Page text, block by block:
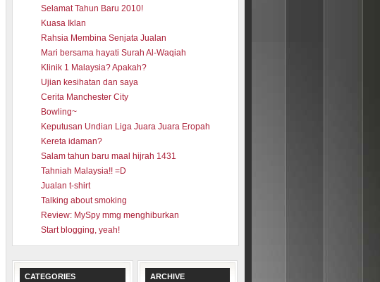
Selamat Tahun Baru 2010!
Kuasa Iklan
Rahsia Membina Senjata Jualan
Mari bersama hayati Surah Al-Waqiah
Klinik 1 Malaysia? Apakah?
Ujian kesihatan dan saya
Cerita Manchester City
Bowling~
Keputusan Undian Liga Juara Juara Eropah
Kereta idaman?
Salam tahun baru maal hijrah 1431
Tahniah Malaysia!! =D
Jualan t-shirt
Talking about smoking
Review: MySpy mmg menghiburkan
Start blogging, yeah!
CATEGORIES ARCHIVE